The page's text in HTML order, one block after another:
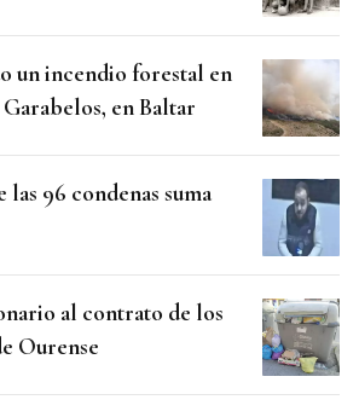
un incendio forestal en
en Baltar
las 96 condenas suma
al contrato de los
Ourense